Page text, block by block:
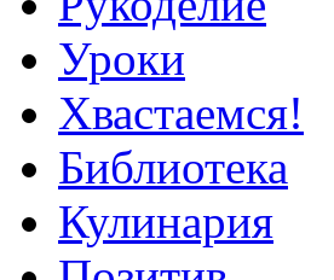
Уроки
Хвастаемся!
Библиотека
Кулинария